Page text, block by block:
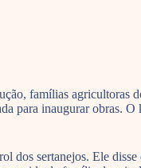
famílias
para inaugurar
dos sertanejos. Ele